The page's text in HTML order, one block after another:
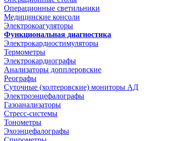
Операционные светильники
Медицинские консоли
Электрокоагуляторы
Функциональная диагностика
Электрокардиостимуляторы
Термометры
Электрокардиографы
Анализаторы допплеровские
Реографы
Суточные (холтеровские) мониторы АД
Электроэнцефалографы
Газоанализаторы
Стресс-системы
Тонометры
Эхоэнцефалографы